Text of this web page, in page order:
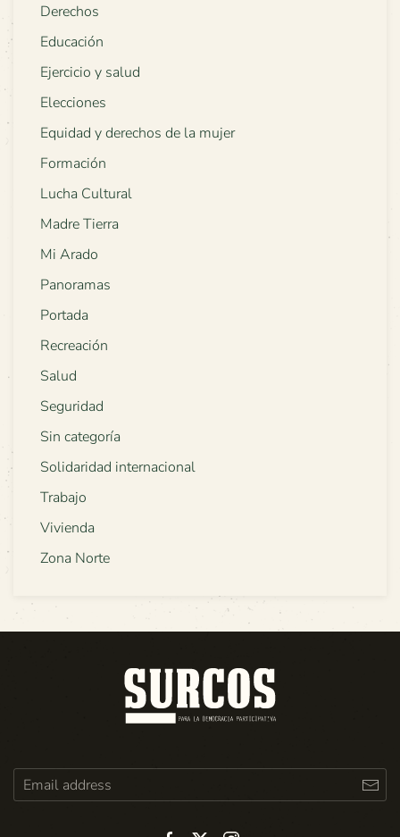
Derechos
Educación
Ejercicio y salud
Elecciones
Equidad y derechos de la mujer
Formación
Lucha Cultural
Madre Tierra
Mi Arado
Panoramas
Portada
Recreación
Salud
Seguridad
Sin categoría
Solidaridad internacional
Trabajo
Vivienda
Zona Norte